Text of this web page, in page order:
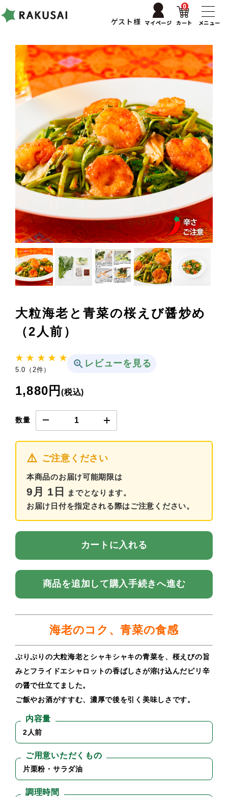
ゲスト様 マイページ カート
0
メニュー
大粒海老と青菜の桜えび醤炒め
（2人前）
★ ★ ★ ★ ★
5.0（2件）
レビューを見る
1,880円(税込)
数量
⚠️ ご注意ください
本商品のお届け可能期限は
9月 1日
までとなります。
お届け日付を指定される際はご注意ください。
カートに入れる
商品を追加して購入手続きへ進む
海老のコク、青菜の食感
ぷりぷりの大粒海老とシャキシャキの青菜を、桜えびの旨
みとフライドエシャロットの香ばしさが溶け込んだピリ辛
の醤で仕立てました。
ご飯やお酒がすすむ、濃厚で後を引く美味しさです。
内容量
2人前
ご用意いただくもの
片栗粉・サラダ油
調理時間